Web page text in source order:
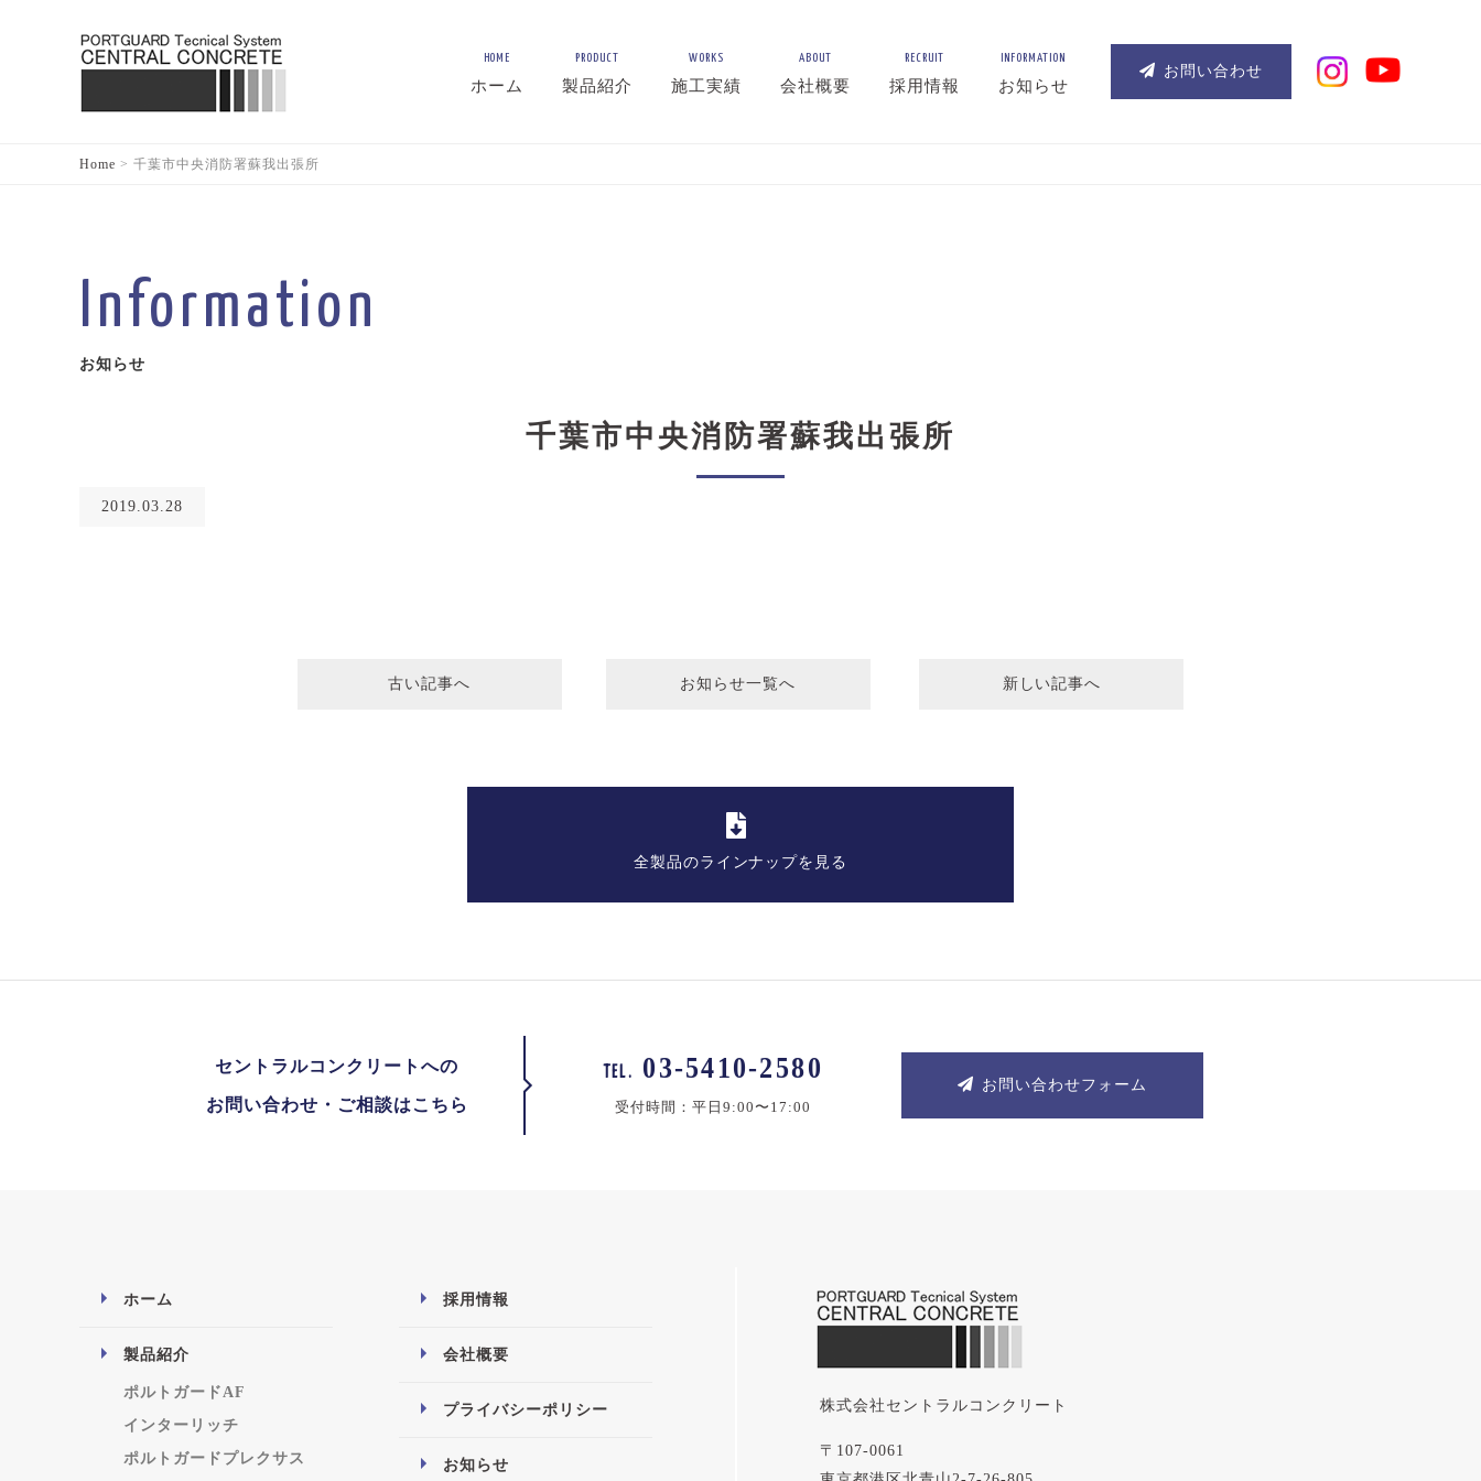
HOME
ホーム
PRODUCT
製品紹介
WORKS
施工実績
ABOUT
会社概要
RECRUIT
採用情報
INFORMATION
お知らせ
お問い合わせ
Home > 千葉市中央消防署蘇我出張所
Information
お知らせ
千葉市中央消防署蘇我出張所
2019.03.28
古い記事へ お知らせ一覧へ 新しい記事へ
全製品のラインナップを見る
セントラルコンクリートへの
お問い合わせ・ご相談はこちら
TEL. 03-5410-2580
受付時間：平日9:00〜17:00
お問い合わせフォーム
ホーム
製品紹介
ポルトガードAF
インターリッチ
ポルトガードプレクサス
採用情報
会社概要
プライバシーポリシー
お知らせ
株式会社セントラルコンクリート
〒107-0061